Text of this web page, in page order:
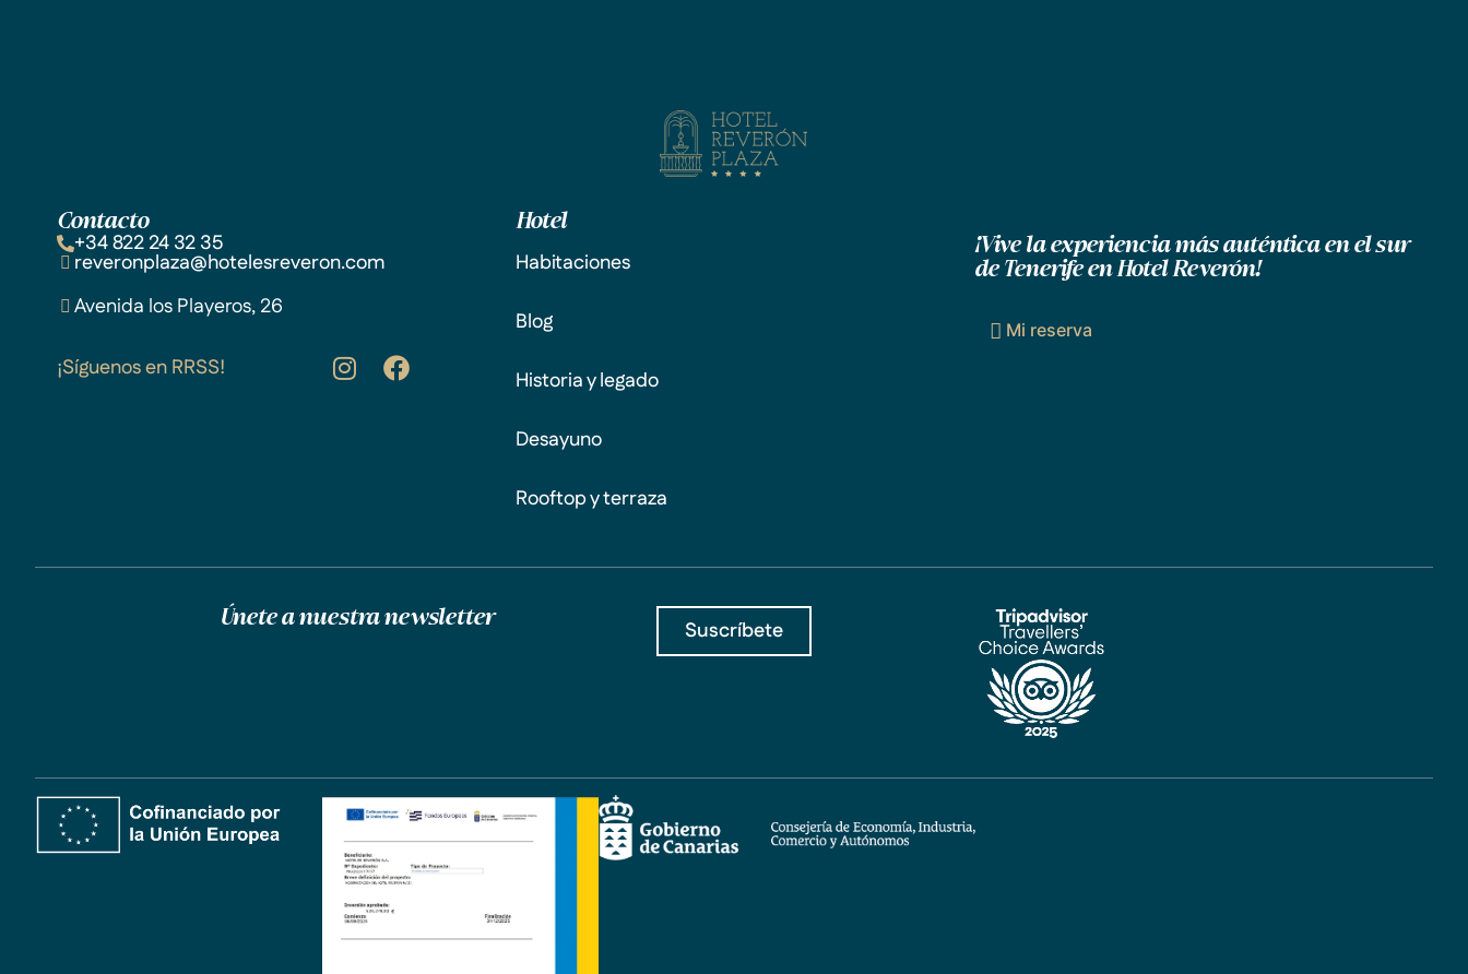
Contacto
+34 822 24 32 35
reveronplaza@hotelesreveron.com
Avenida los Playeros, 26
¡Síguenos en RRSS!
Hotel
Habitaciones
Blog
Historia y legado
Desayuno
Rooftop y terraza
¡Vive la experiencia más auténtica en el sur
de Tenerife en Hotel Reverón!
Mi reserva
Únete a nuestra newsletter Suscríbete